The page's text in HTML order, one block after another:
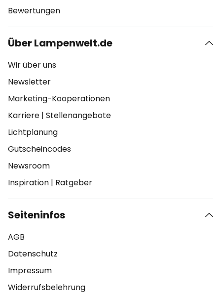
Bewertungen
Über Lampenwelt.de
Wir über uns
Newsletter
Marketing-Kooperationen
Karriere | Stellenangebote
Lichtplanung
Gutscheincodes
Newsroom
Inspiration | Ratgeber
Seiteninfos
AGB
Datenschutz
Impressum
Widerrufsbelehrung